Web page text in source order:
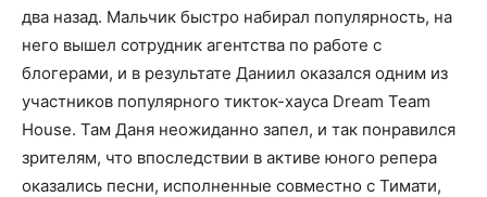
два назад. Мальчик быстро набирал популярность, на
него вышел сотрудник агентства по работе с
блогерами, и в результате Даниил оказался одним из
участников популярного тикток-хауса Dream Team
House. Там Даня неожиданно запел, и так понравился
зрителям, что впоследствии в активе юного репера
оказались песни, исполненные совместно с Тимати,